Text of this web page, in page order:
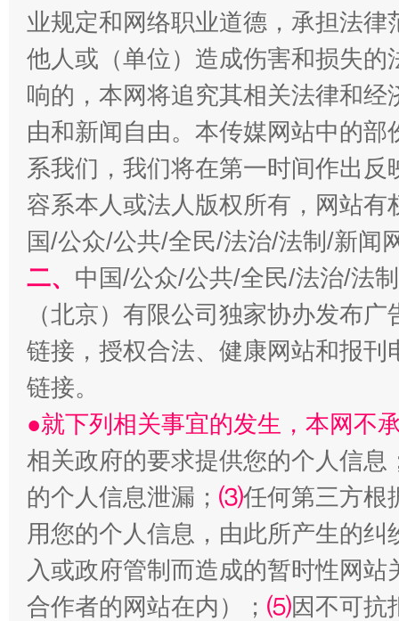
魏明亮
“刷贴”乱象丛生
生
业规定和网络职业道德，承担法
他人或（单位）造成伤害和损失
响的，本网将追究其相关法律和
由和新闻自由。本传媒网站中的
系我们，我们将在第一时间作出
容系本人或法人版权所有，网站
国/公众/公共/全民/法治/法制/新闻
二、 中国/公众/公共/全民/法治/法
（北京）有限公司独家协办发布
链接，授权合法、健康网站和报
链接。
●就下列相关事宜的发生，本网不
相关政府的要求提供您的个人信息
的个人信息泄漏； ⑶任何第三方根
用您的个人信息，由此所产生的纠
入或政府管制而造成的暂时性网
合作者的网站在内）； ⑸因不可抗